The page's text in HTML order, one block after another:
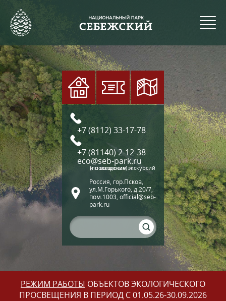
+7 (8112) 33-17-78
+7 (81140) 2-12-38
eco@seb-park.ru
(по вопросам экскурсий и посещения)
Россия, гор.Псков,
ул.М.Горького, д.20/7,
пом.1003, official@seb-
park.ru
РЕЖИМ РАБОТЫ ОБЪЕКТОВ ЭКОЛОГИЧЕСКОГО
ПРОСВЕЩЕНИЯ В ПЕРИОД С 01.05.26-30.09.2026